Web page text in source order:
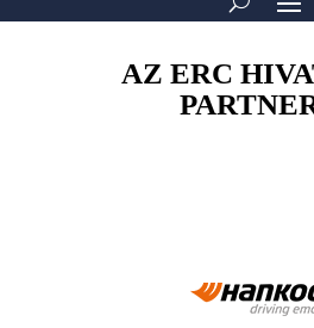
AZ ERC